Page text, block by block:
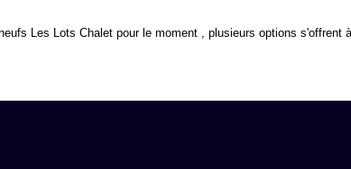
Les Lots Chalet pour le moment , plusieurs options s'offrent